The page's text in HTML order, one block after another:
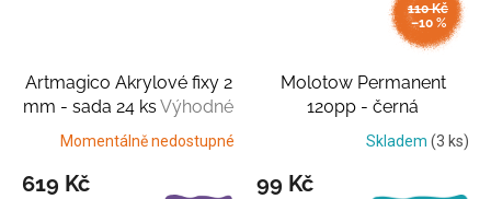
Artmagico Akrylové fixy 2
mm - sada 24 ks Výhodné
balení
Momentálně nedostupné
619 Kč
110 Kč
–10 %
Molotow Permanent
120pp - černá
Skladem (3 ks)
99 Kč